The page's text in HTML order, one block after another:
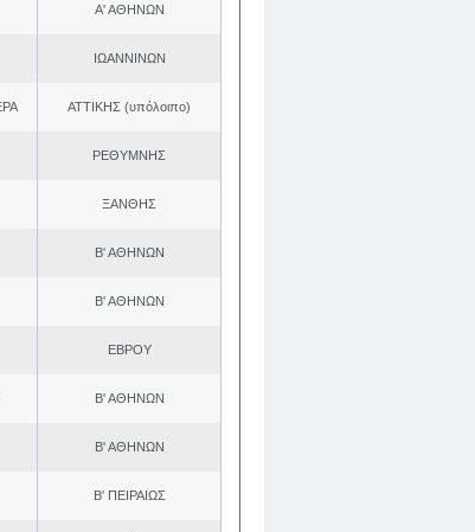
Α' ΑΘΗΝΩΝ
ΙΩΑΝΝΙΝΩΝ
ΑΤΤΙΚΗΣ (υπόλοιπο)
ΡΕΘΥΜΝΗΣ
ΞΑΝΘΗΣ
Β' ΑΘΗΝΩΝ
Β' ΑΘΗΝΩΝ
ΕΒΡΟΥ
Β' ΑΘΗΝΩΝ
Β' ΑΘΗΝΩΝ
Β' ΠΕΙΡΑΙΩΣ